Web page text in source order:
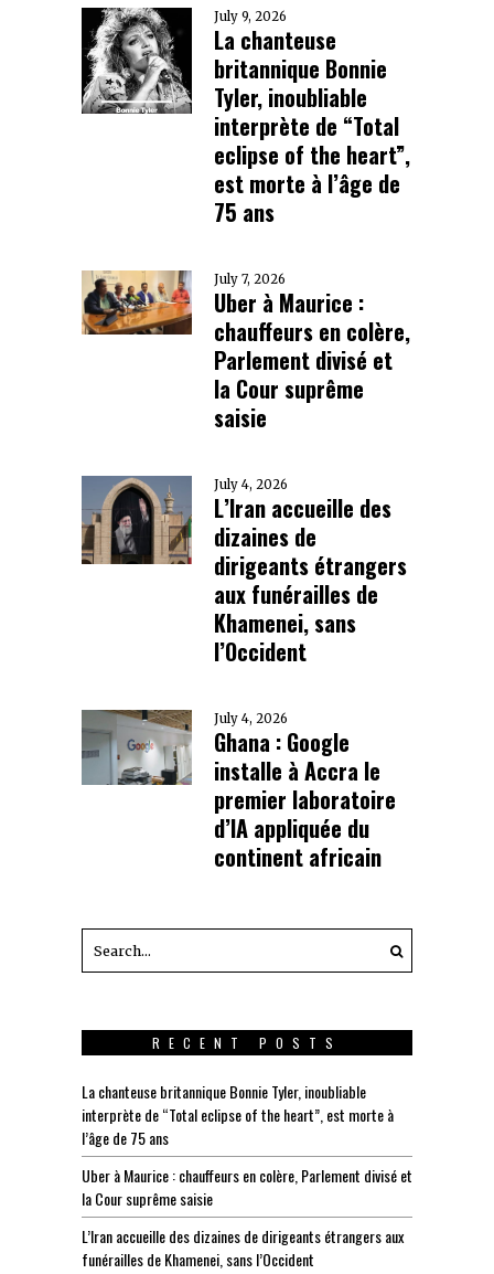
July 9, 2026
La chanteuse
britannique Bonnie
Tyler, inoubliable
interprète de “Total
eclipse of the heart”,
est morte à l’âge de
75 ans
July 7, 2026
Uber à Maurice :
chauffeurs en colère,
Parlement divisé et
la Cour suprême
saisie
July 4, 2026
L’Iran accueille des
dizaines de
dirigeants étrangers
aux funérailles de
Khamenei, sans
l’Occident
July 4, 2026
Ghana : Google
installe à Accra le
premier laboratoire
d’IA appliquée du
continent africain
RECENT POSTS
La chanteuse britannique Bonnie Tyler, inoubliable
interprète de “Total eclipse of the heart”, est morte à
l’âge de 75 ans
Uber à Maurice : chauffeurs en colère, Parlement divisé et
la Cour suprême saisie
L’Iran accueille des dizaines de dirigeants étrangers aux
funérailles de Khamenei, sans l’Occident